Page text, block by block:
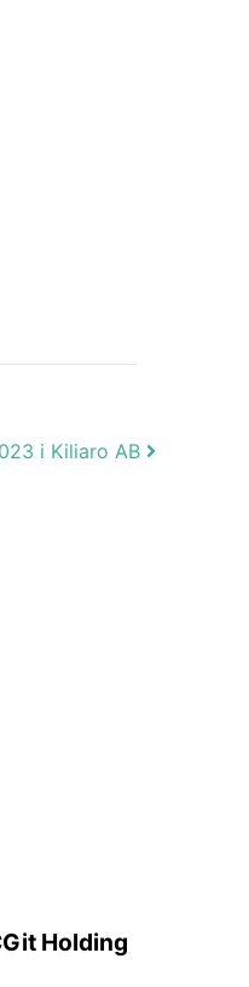
i Kiliaro AB
Holding